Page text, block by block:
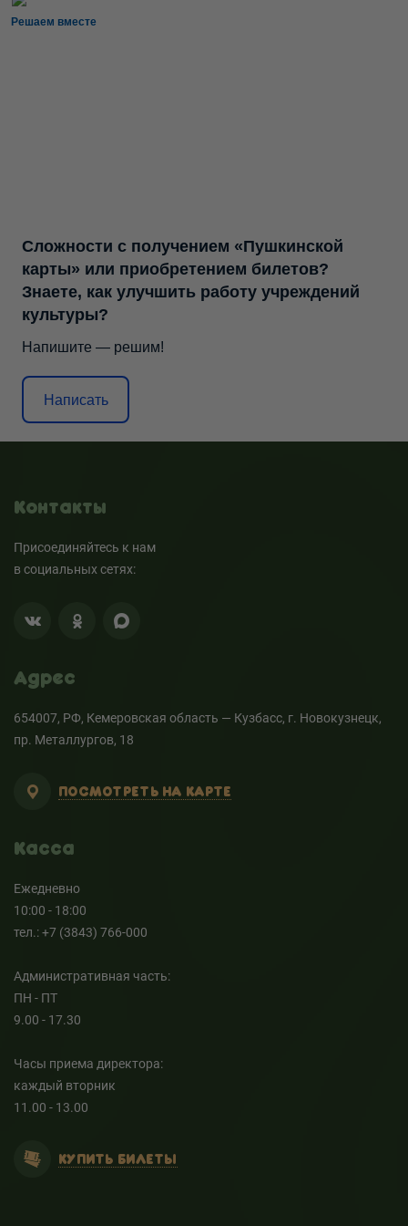
Решаем вместе
Сложности с получением «Пушкинской
карты» или приобретением билетов?
Знаете, как улучшить работу учреждений
культуры?
Напишите — решим!
Написать
Контакты
Присоединяйтесь к нам
в социальных сетях:
Адрес
654007, РФ, Кемеровская область — Кузбасс, г. Новокузнецк,
пр. Металлургов, 18
ПОСМОТРЕТЬ НА КАРТЕ
Касса
Ежедневно
10:00 - 18:00
тел.: +7 (3843) 766-000
Административная часть:
ПН - ПТ
9.00 - 17.30
Часы приема директора:
каждый вторник
11.00 - 13.00
КУПИТЬ БИЛЕТЫ